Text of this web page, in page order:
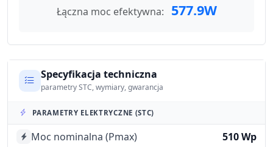
Łączna moc efektywna: 577.9W
Specyfikacja techniczna
parametry STC, wymiary, gwarancja
PARAMETRY ELEKTRYCZNE (STC)
Moc nominalna (Pmax) 510 Wp